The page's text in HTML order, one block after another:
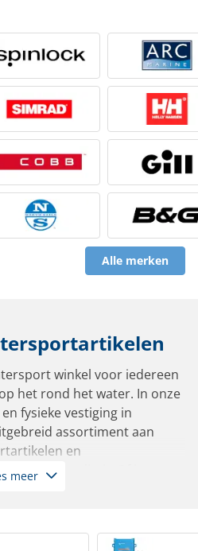
Alle merken
winkel voor iedereen
het rond het water. In onze
fysieke vestiging in
assortiment aan
en
beste kwaliteit. Of je nu
op voorraad leverbaar
meer